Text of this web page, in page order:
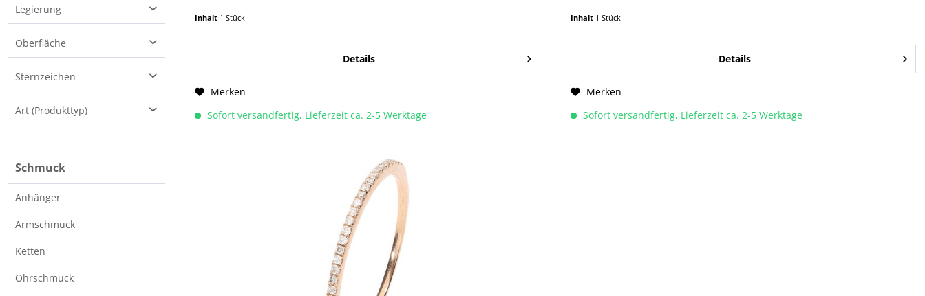
14 Karat (585) Gelbgold
14 Karat (585) Weißgold
Gelbgold
Legierung
585er Gold - 14 Karat
Oberfläche
facettiert
Sternzeichen
Art (Produkttyp)
Schmuck
Anhänger
Armschmuck
Ketten
Ohrschmuck
Inhalt 1 Stück
Details
Merken
Sofort versandfertig, Lieferzeit ca. 2-5 Werktage
Inhalt 1 Stück
Details
Merken
Sofort versandfertig, Lieferzeit ca. 2-5 Werktage